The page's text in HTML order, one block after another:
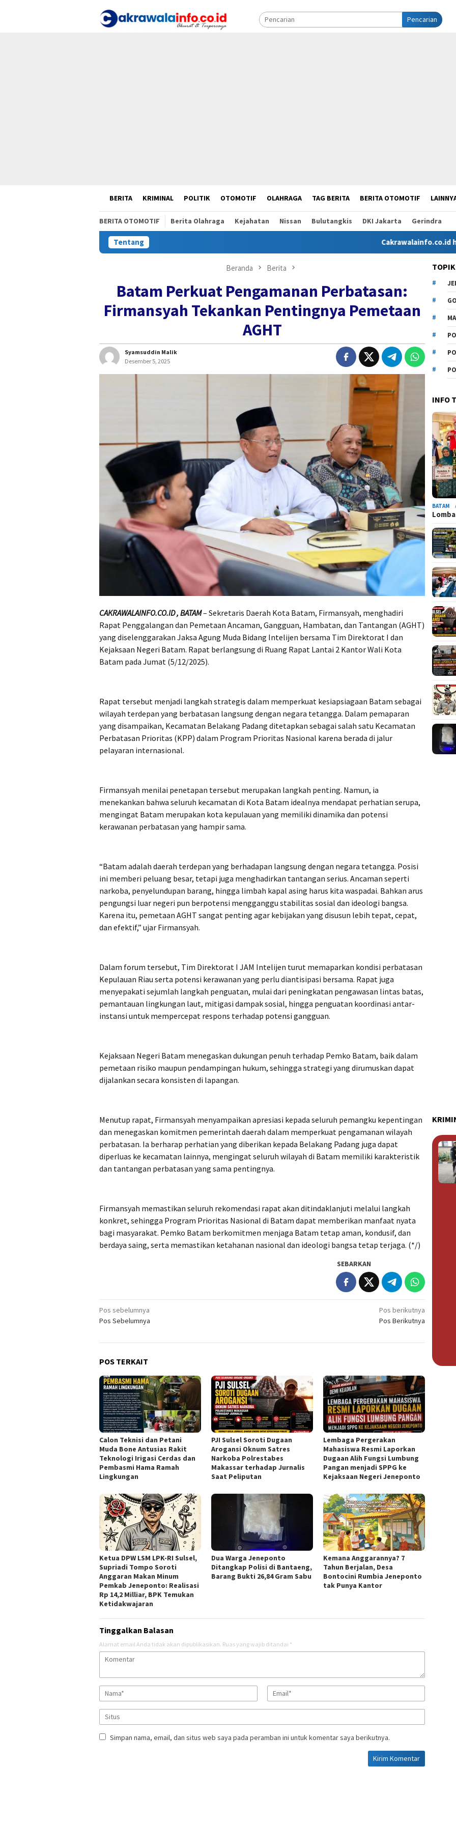
Pencarian
HOMEBERITA KRIMINAL POLITIK OTOMOTIF OLAHRAGA TAG BERITA BERITA OTOMOTIF
BERITA OTOMOTIF Berita Olahraga Kejahatan Nissan Bulutangkis DKI Jakarta Gerindra
Tentang Cakrawalainfo.co.id hadir
Beranda Berita
Batam Perkuat Pengamanan Perbatasan:
Firmansyah Tekankan Pentingnya Pemetaan
AGHT
Syamsuddin Malik
Desember 5, 2025
CAKRAWALAINFO.CO.ID, BATAM– Sekretaris Daerah Kota Batam, Firmansyah, menghadiri
Rapat Penggalangan dan Pemetaan Ancaman, Gangguan, Hambatan, dan Tantangan (AGHT)
yang diselenggarakan Jaksa Agung Muda Bidang Intelijen bersama Tim Direktorat I dan
Kejaksaan Negeri Batam. Rapat berlangsung di Ruang Rapat Lantai 2 Kantor Wali Kota
Batam pada Jumat (5/12/2025).
Rapat tersebut menjadi langkah strategis dalam memperkuat kesiapsiagaan Batam sebagai
wilayah terdepan yang berbatasan langsung dengan negara tetangga. Dalam pemaparan
yang disampaikan, Kecamatan Belakang Padang ditetapkan sebagai salah satu Kecamatan
Perbatasan Prioritas (KPP) dalam Program Prioritas Nasional karena berada di jalur
pelayaran internasional.
Firmansyah menilai penetapan tersebut merupakan langkah penting. Namun, ia
menekankan bahwa seluruh kecamatan di Kota Batam idealnya mendapat perhatian serupa,
mengingat Batam merupakan kota kepulauan yang memiliki dinamika dan potensi
kerawanan perbatasan yang hampir sama.
“Batam adalah daerah terdepan yang berhadapan langsung dengan negara tetangga. Posisi
ini memberi peluang besar, tetapi juga menghadirkan tantangan serius. Ancaman seperti
narkoba, penyelundupan barang, hingga limbah kapal asing harus kita waspadai. Bahkan arus
pengungsi luar negeri pun berpotensi mengganggu stabilitas sosial dan ideologi bangsa.
Karena itu, pemetaan AGHT sangat penting agar kebijakan yang disusun lebih tepat, cepat,
dan efektif,” ujar Firmansyah.
Dalam forum tersebut, Tim Direktorat I JAM Intelijen turut memaparkan kondisi perbatasan
Kepulauan Riau serta potensi kerawanan yang perlu diantisipasi bersama. Rapat juga
menyepakati sejumlah langkah penguatan, mulai dari peningkatan pengawasan lintas batas,
pemantauan lingkungan laut, mitigasi dampak sosial, hingga penguatan koordinasi antar-
instansi untuk mempercepat respons terhadap potensi gangguan.
Kejaksaan Negeri Batam menegaskan dukungan penuh terhadap Pemko Batam, baik dalam
pemetaan risiko maupun pendampingan hukum, sehingga strategi yang dirumuskan dapat
dijalankan secara konsisten di lapangan.
Menutup rapat, Firmansyah menyampaikan apresiasi kepada seluruh pemangku kepentingan
dan menegaskan komitmen pemerintah daerah dalam memperkuat pengamanan wilayah
perbatasan. Ia berharap perhatian yang diberikan kepada Belakang Padang juga dapat
diperluas ke kecamatan lainnya, mengingat seluruh wilayah di Batam memiliki karakteristik
dan tantangan perbatasan yang sama pentingnya.
Firmansyah memastikan seluruh rekomendasi rapat akan ditindaklanjuti melalui langkah
konkret, sehingga Program Prioritas Nasional di Batam dapat memberikan manfaat nyata
bagi masyarakat. Pemko Batam berkomitmen menjaga Batam tetap aman, kondusif, dan
berdaya saing, serta memastikan ketahanan nasional dan ideologi bangsa tetap terjaga. (*/)
SEBARKAN
Navigasi
pos
Pos sebelumnya
Pos Sebelumnya
Pos berikutnya
Pos Berikutnya
POS TERKAIT
Calon Teknisi dan Petani
Muda Bone Antusias Rakit
Teknologi Irigasi Cerdas dan
Pembasmi Hama Ramah
Lingkungan
PJI Sulsel Soroti Dugaan
Arogansi Oknum Satres
Narkoba Polrestabes
Makassar terhadap Jurnalis
Saat Peliputan
Lembaga Pergerakan
Mahasiswa Resmi Laporkan
Dugaan Alih Fungsi Lumbung
Pangan menjadi SPPG ke
Kejaksaan Negeri Jeneponto
Ketua DPW LSM LPK-RI Sulsel,
Supriadi Tompo Soroti
Anggaran Makan Minum
Pemkab Jeneponto: Realisasi
Rp 14,2 Milliar, BPK Temukan
Ketidakwajaran
Dua Warga Jeneponto
Ditangkap Polisi di Bantaeng,
Barang Bukti 26,84 Gram Sabu
Kemana Anggarannya? 7
Tahun Berjalan, Desa
Bontocini Rumbia Jeneponto
tak Punya Kantor
Tinggalkan Balasan
Alamat email Anda tidak akan dipublikasikan. Ruas yang wajib ditandai *
Simpan nama, email, dan situs web saya pada peramban ini untuk komentar saya berikutnya.
INFO
BATAM